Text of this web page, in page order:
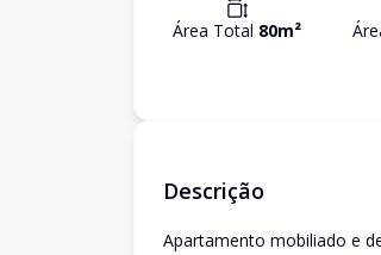
Área Total 80m²
Descrição
Apartamento mobiliado e